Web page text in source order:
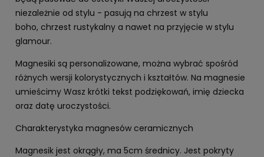
niezależnie od stylu - pasują na chrzest w stylu
boho, chrzest rustykalny a nawet na przyjęcie w stylu
glamour.
Magnesiki są personalizowane, można wybrać spośród
różnych wersji kolorystycznych i kształtów. Na magnesie
umieścimy Wasz krótki tekst podziękowań, imię dziecka
oraz datę uroczystości.
Charakterystyka magnesów ceramicznych
Magnesik jest okrągły, ma 5cm średnicy. Jest pokryty